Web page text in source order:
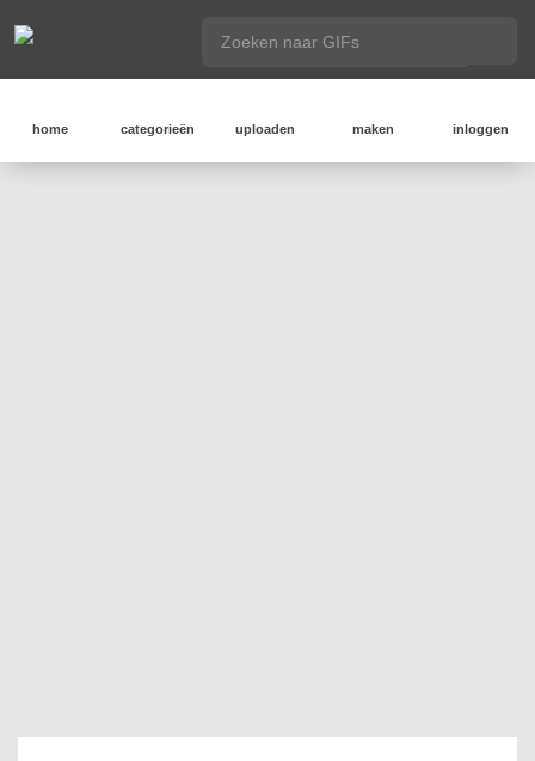
home categorieën uploaden maken inloggen